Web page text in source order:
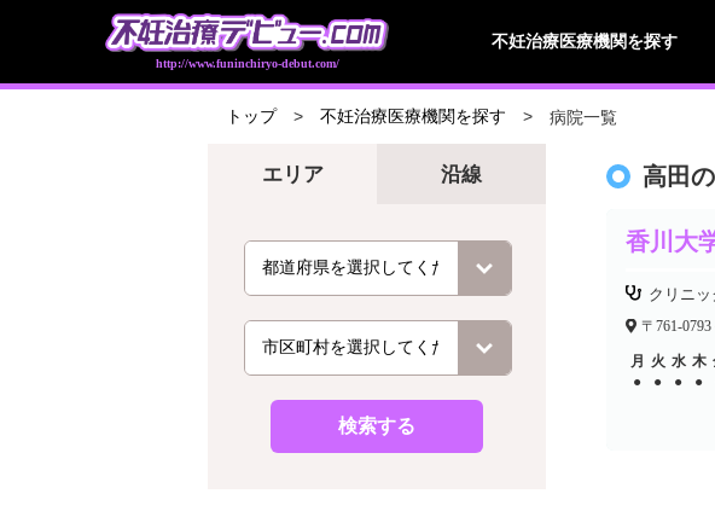
http://www.funinchiryo-debut.com/
不妊治療医療機関を探す
トップ 不妊治療医療機関を探す 病院一覧
エリア
検索する
沿線 高田
香川大
クリニッ
〒761-
月 火 水 木
●
● ● ●